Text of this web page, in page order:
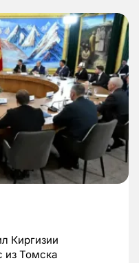
Киргизии
из Томска